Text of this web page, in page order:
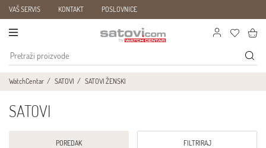
VAŠ SERVIS KONTAKT POSLOVNICE
WatchCentar SATOVI SATOVI ŽENSKI
SATOVI
POREDAK FILTRIRAJ